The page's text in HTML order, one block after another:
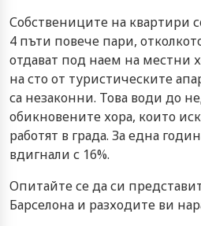
Собствениците на квартири
4 пъти повече пари,
отдават под наем на местни
на сто от туристическите
са незаконни. Това води до
обикновените хора, които
работят в града. За една
вдигнали с 16%.
Опитайте се да си
Барселона и разходите ви